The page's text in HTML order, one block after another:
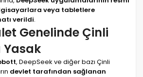
veya tabletlere
verildi.
Genelinde Çinli
Yasak
, DeepSeek ve diğer bazı Çinli
devlet tarafından sağlanan